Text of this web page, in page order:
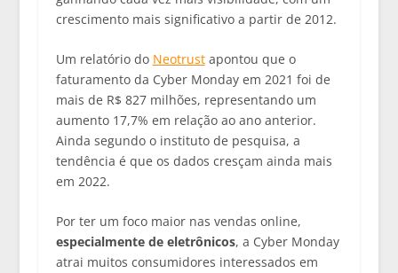
crescimento mais significativo a partir de 2012.
Um relatório do Neotrustapontou que o
faturamento da Cyber Monday em 2021 foi de
mais de R$ 827 milhões, representando um
aumento 17,7% em relação ao ano anterior.
Ainda segundo o instituto de pesquisa, a
tendência é que os dados cresçam ainda mais
em 2022.
Por ter um foco maior nas vendas online,
especialmente de eletrônicos, a Cyber Monday
atrai muitos consumidores interessados em